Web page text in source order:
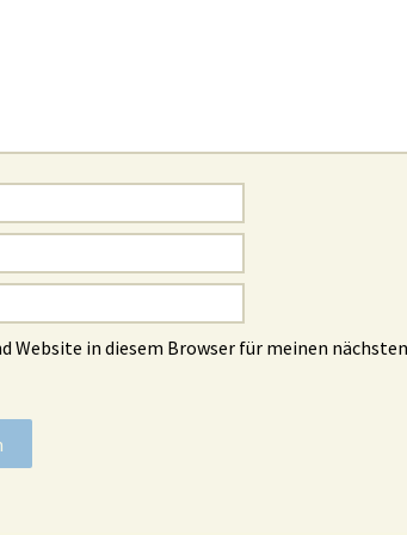
Website in diesem Browser für meinen nächsten